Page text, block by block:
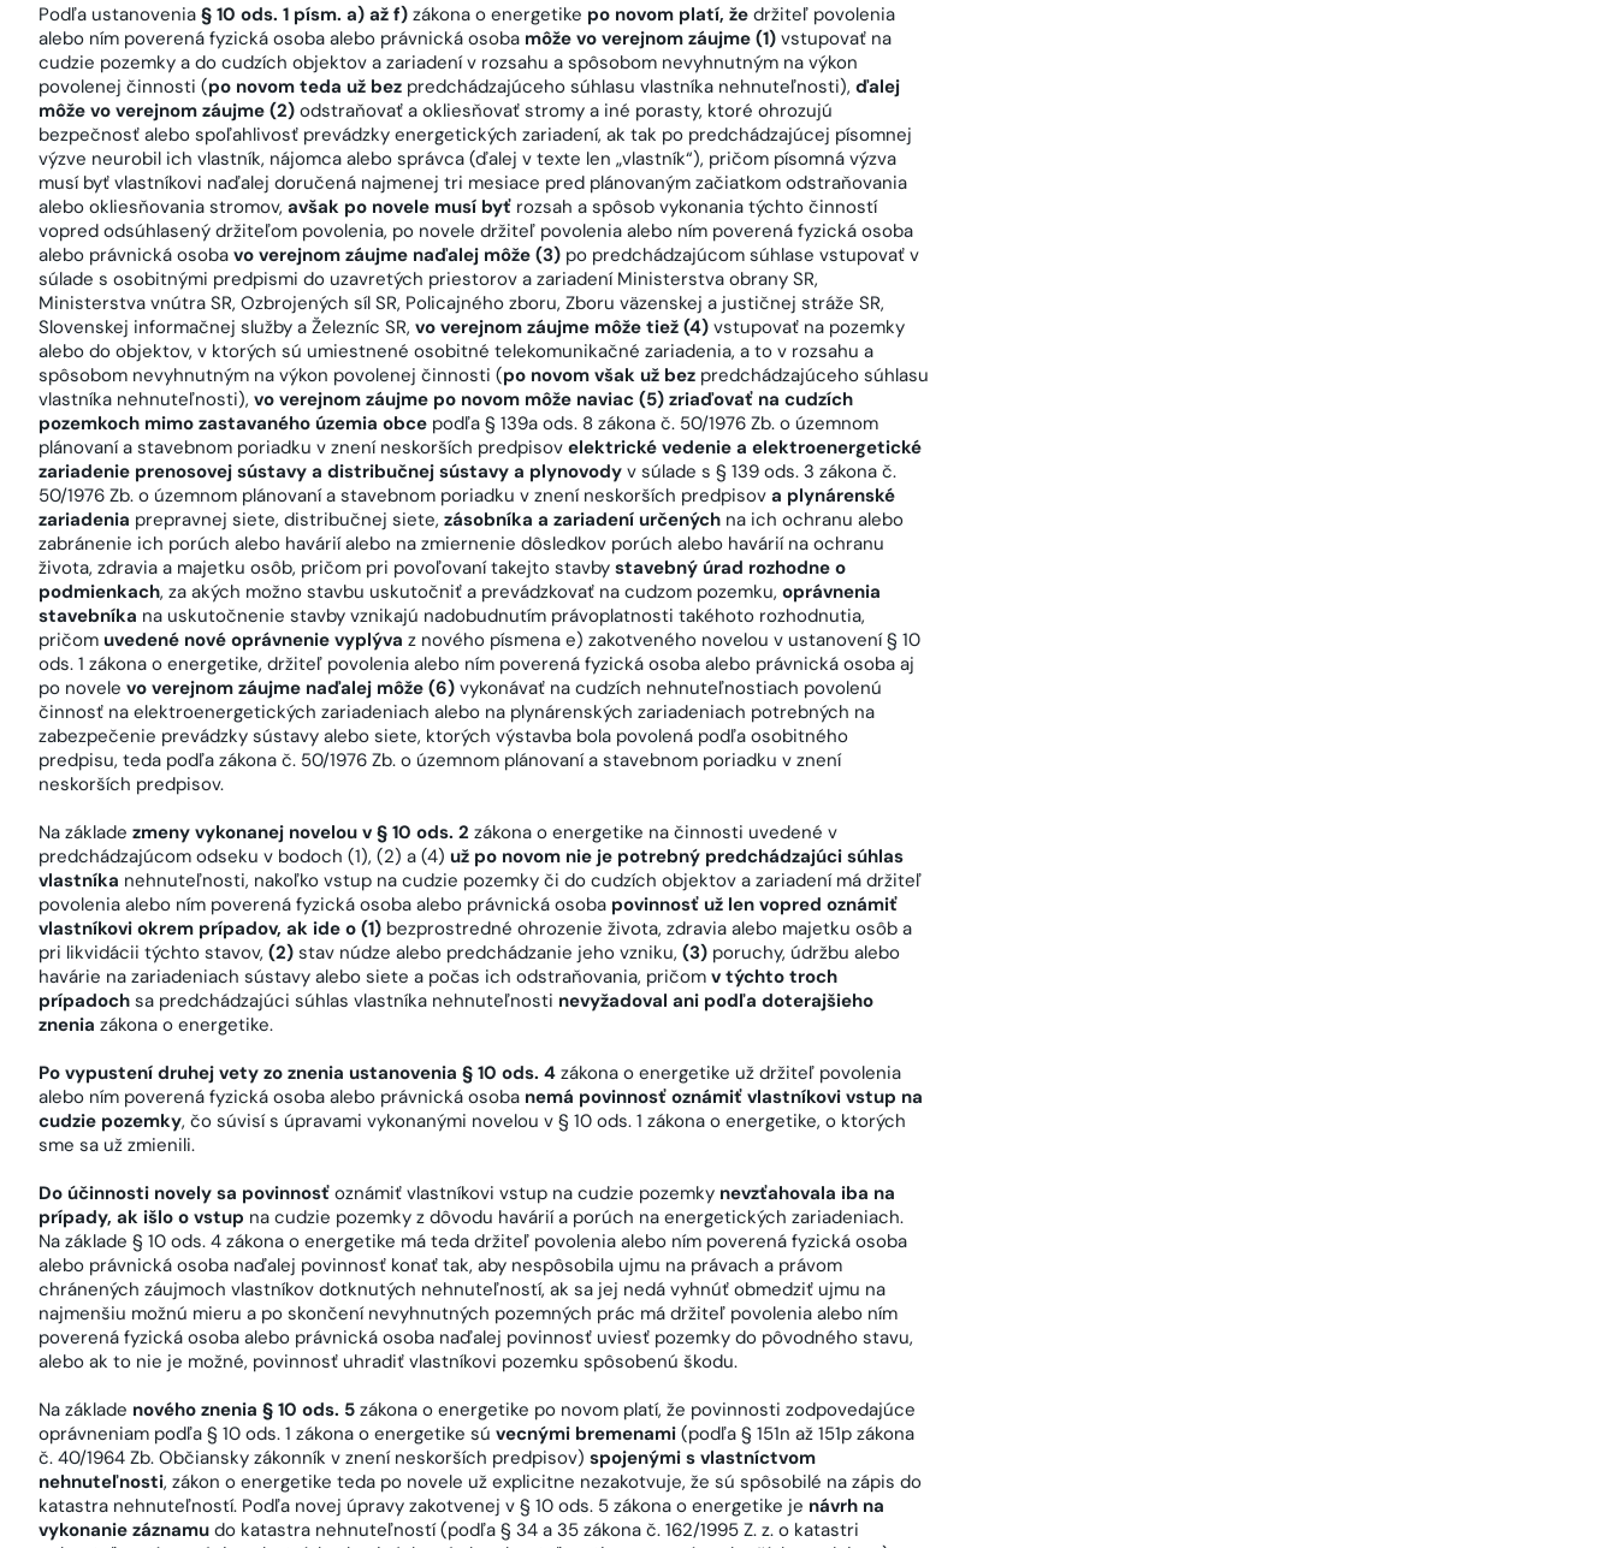
Podľa ustanovenia § 10 ods. 1 písm. a) až f) zákona o energetike po novom platí, že držiteľ povolenia
alebo ním poverená fyzická osoba alebo právnická osoba môže vo verejnom záujme (1) vstupovať na
cudzie pozemky a do cudzích objektov a zariadení v rozsahu a spôsobom nevyhnutným na výkon
povolenej činnosti (po novom teda už bez predchádzajúceho súhlasu vlastníka nehnuteľnosti), ďalej
môže vo verejnom záujme (2) odstraňovať a okliesňovať stromy a iné porasty, ktoré ohrozujú
bezpečnosť alebo spoľahlivosť prevádzky energetických zariadení, ak tak po predchádzajúcej písomnej
výzve neurobil ich vlastník, nájomca alebo správca (ďalej v texte len „vlastník“), pričom písomná výzva
musí byť vlastníkovi naďalej doručená najmenej tri mesiace pred plánovaným začiatkom odstraňovania
alebo okliesňovania stromov, avšak po novele musí byť rozsah a spôsob vykonania týchto činností
vopred odsúhlasený držiteľom povolenia, po novele držiteľ povolenia alebo ním poverená fyzická osoba
alebo právnická osoba vo verejnom záujme naďalej môže (3) po predchádzajúcom súhlase vstupovať v
súlade s osobitnými predpismi do uzavretých priestorov a zariadení Ministerstva obrany SR,
Ministerstva vnútra SR, Ozbrojených síl SR, Policajného zboru, Zboru väzenskej a justičnej stráže SR,
Slovenskej informačnej služby a Železníc SR, vo verejnom záujme môže tiež (4) vstupovať na pozemky
alebo do objektov, v ktorých sú umiestnené osobitné telekomunikačné zariadenia, a to v rozsahu a
spôsobom nevyhnutným na výkon povolenej činnosti (po novom však už bez predchádzajúceho súhlasu
vlastníka nehnuteľnosti), vo verejnom záujme po novom môže naviac (5) zriaďovať na cudzích
pozemkoch mimo zastavaného územia obce podľa § 139a ods. 8 zákona č. 50/1976 Zb. o územnom
plánovaní a stavebnom poriadku v znení neskorších predpisov elektrické vedenie a elektroenergetické
zariadenie prenosovej sústavy a distribučnej sústavy a plynovody v súlade s § 139 ods. 3 zákona č.
50/1976 Zb. o územnom plánovaní a stavebnom poriadku v znení neskorších predpisov a plynárenské
zariadenia prepravnej siete, distribučnej siete, zásobníka a zariadení určených na ich ochranu alebo
zabránenie ich porúch alebo havárií alebo na zmiernenie dôsledkov porúch alebo havárií na ochranu
života, zdravia a majetku osôb, pričom pri povoľovaní takejto stavby stavebný úrad rozhodne o
podmienkach, za akých možno stavbu uskutočniť a prevádzkovať na cudzom pozemku, oprávnenia
stavebníka na uskutočnenie stavby vznikajú nadobudnutím právoplatnosti takéhoto rozhodnutia,
pričom uvedené nové oprávnenie vyplýva z nového písmena e) zakotveného novelou v ustanovení § 10
ods. 1 zákona o energetike, držiteľ povolenia alebo ním poverená fyzická osoba alebo právnická osoba aj
po novele vo verejnom záujme naďalej môže (6) vykonávať na cudzích nehnuteľnostiach povolenú
činnosť na elektroenergetických zariadeniach alebo na plynárenských zariadeniach potrebných na
zabezpečenie prevádzky sústavy alebo siete, ktorých výstavba bola povolená podľa osobitného
predpisu, teda podľa zákona č. 50/1976 Zb. o územnom plánovaní a stavebnom poriadku v znení
neskorších predpisov.
Na základe zmeny vykonanej novelou v § 10 ods. 2 zákona o energetike na činnosti uvedené v
predchádzajúcom odseku v bodoch (1), (2) a (4) už po novom nie je potrebný predchádzajúci súhlas
vlastníka nehnuteľnosti, nakoľko vstup na cudzie pozemky či do cudzích objektov a zariadení má držiteľ
povolenia alebo ním poverená fyzická osoba alebo právnická osoba povinnosť už len vopred oznámiť
vlastníkovi okrem prípadov, ak ide o (1) bezprostredné ohrozenie života, zdravia alebo majetku osôb a
pri likvidácii týchto stavov, (2) stav núdze alebo predchádzanie jeho vzniku, (3) poruchy, údržbu alebo
havárie na zariadeniach sústavy alebo siete a počas ich odstraňovania, pričom v týchto troch
prípadoch sa predchádzajúci súhlas vlastníka nehnuteľnosti nevyžadoval ani podľa doterajšieho
znenia zákona o energetike.
Po vypustení druhej vety zo znenia ustanovenia § 10 ods. 4 zákona o energetike už držiteľ povolenia
alebo ním poverená fyzická osoba alebo právnická osoba nemá povinnosť oznámiť vlastníkovi vstup na
cudzie pozemky, čo súvisí s úpravami vykonanými novelou v § 10 ods. 1 zákona o energetike, o ktorých
sme sa už zmienili.
Do účinnosti novely sa povinnosť oznámiť vlastníkovi vstup na cudzie pozemky nevzťahovala iba na
prípady, ak išlo o vstup na cudzie pozemky z dôvodu havárií a porúch na energetických zariadeniach.
Na základe § 10 ods. 4 zákona o energetike má teda držiteľ povolenia alebo ním poverená fyzická osoba
alebo právnická osoba naďalej povinnosť konať tak, aby nespôsobila ujmu na právach a právom
chránených záujmoch vlastníkov dotknutých nehnuteľností, ak sa jej nedá vyhnúť obmedziť ujmu na
najmenšiu možnú mieru a po skončení nevyhnutných pozemných prác má držiteľ povolenia alebo ním
poverená fyzická osoba alebo právnická osoba naďalej povinnosť uviesť pozemky do pôvodného stavu,
alebo ak to nie je možné, povinnosť uhradiť vlastníkovi pozemku spôsobenú škodu.
Na základe nového znenia § 10 ods. 5 zákona o energetike po novom platí, že povinnosti zodpovedajúce
oprávneniam podľa § 10 ods. 1 zákona o energetike sú vecnými bremenami (podľa § 151n až 151p zákona
č. 40/1964 Zb. Občiansky zákonník v znení neskorších predpisov) spojenými s vlastníctvom
nehnuteľnosti, zákon o energetike teda po novele už explicitne nezakotvuje, že sú spôsobilé na zápis do
katastra nehnuteľností. Podľa novej úpravy zakotvenej v § 10 ods. 5 zákona o energetike je návrh na
vykonanie záznamu do katastra nehnuteľností (podľa § 34 a 35 zákona č. 162/1995 Z. z. o katastri